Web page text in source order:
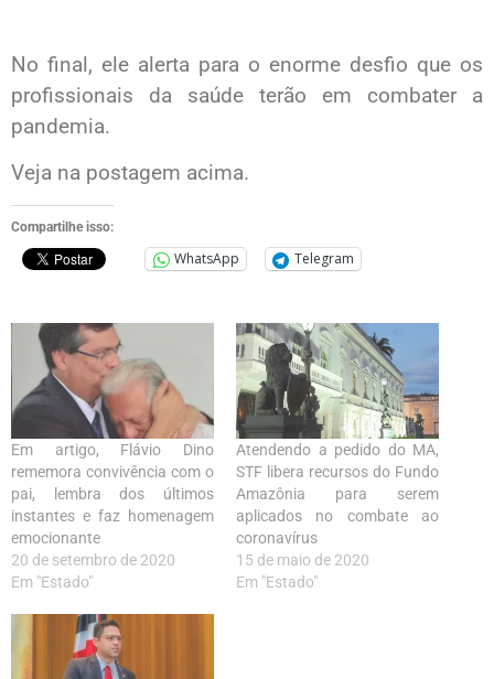
No final, ele alerta para o enorme desfio que os
profissionais da saúde terão em combater a
pandemia.
Veja na postagem acima.
Compartilhe isso:
WhatsApp Telegram
Em artigo, Flávio Dino
rememora convivência com o
pai, lembra dos últimos
instantes e faz homenagem
emocionante
20 de setembro de 2020
Em "Estado"
Atendendo a pedido do MA,
STF libera recursos do Fundo
Amazônia para serem
aplicados no combate ao
coronavírus
15 de maio de 2020
Em "Estado"